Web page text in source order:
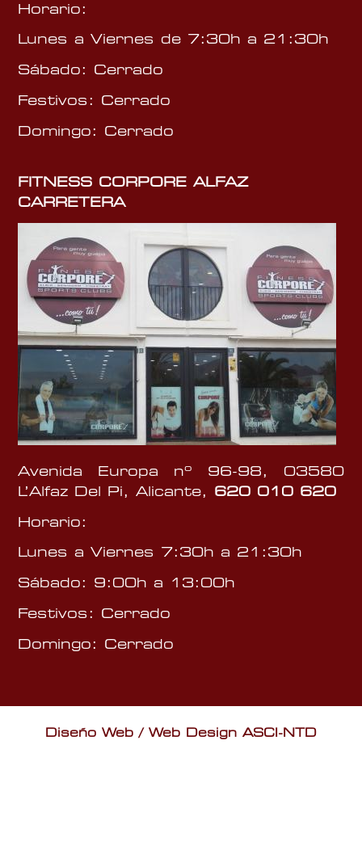
Horario:
Lunes a Viernes de 7:30h a 21:30h
Sábado: Cerrado
Festivos: Cerrado
Domingo: Cerrado
FITNESS CORPORE ALFAZ
CARRETERA
Avenida Europa nº 96-98, 03580
L’Alfaz Del Pi, Alicante, 620 010 620
Horario:
Lunes a Viernes 7:30h a 21:30h
Sábado: 9:00h a 13:00h
Festivos: Cerrado
Domingo: Cerrado
Diseño Web / Web Design ASCI-NTD